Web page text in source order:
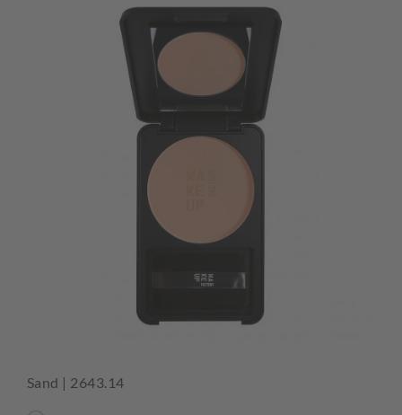
Sand | 2643.14